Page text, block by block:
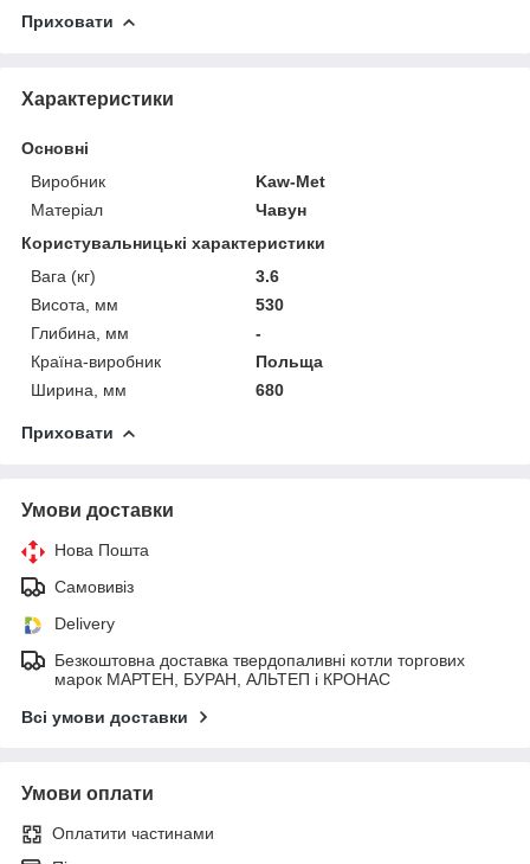
Приховати
Характеристики
Основні
Виробник
Kaw-Met
Матеріал
Чавун
Користувальницькі характеристики
Вага (кг)
3.6
Висота, мм
530
Глибина, мм
-
Країна-виробник
Польща
Ширина, мм
680
Приховати
Умови доставки
Нова Пошта
Самовивіз
Delivery
Безкоштовна доставка твердопаливні котли торгових
марок МАРТЕН, БУРАН, АЛЬТЕП і КРОНАС
Всі умови доставки
Умови оплати
Оплатити частинами